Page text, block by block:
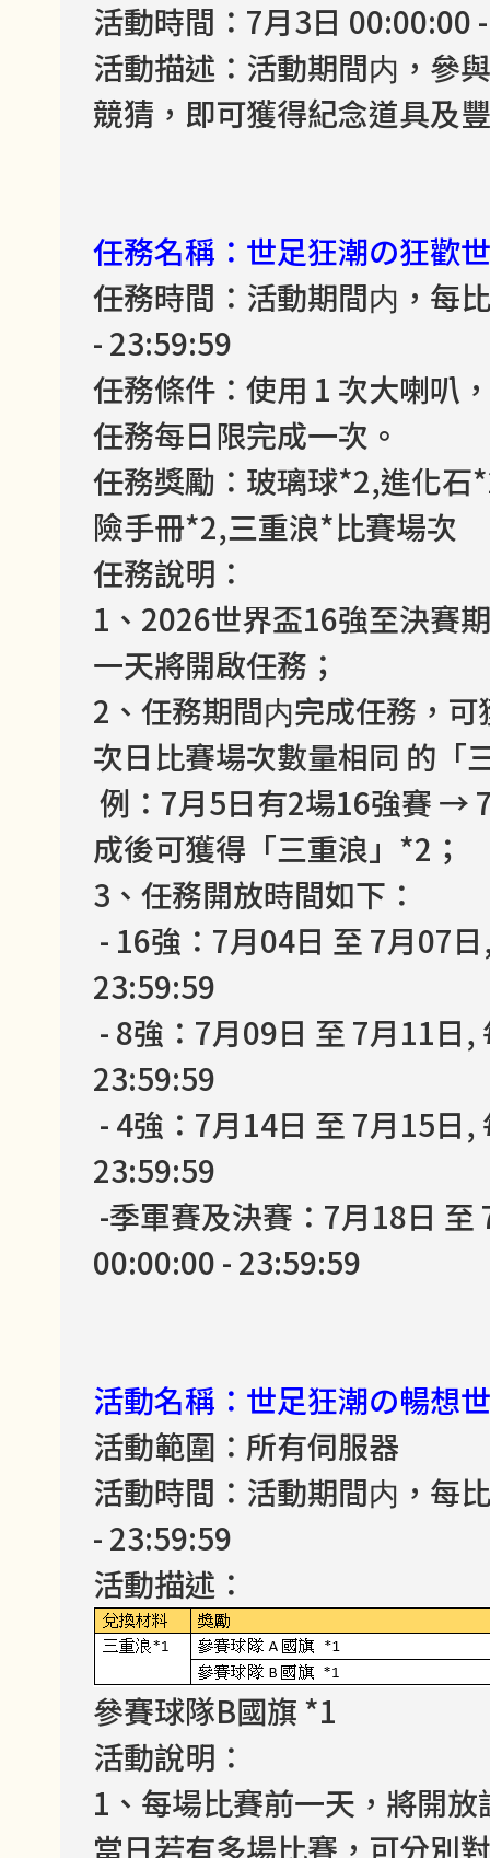
活動時間：7月3日 00:00:00
活動描述：活動期間内，參
競猜，即可獲得紀念道具及
任務名稱：世足狂潮の狂歡
任務時間：活動期間内，每
- 23:59:59
任務條件：使用 1 次大喇叭
任務每日限完成一次。
任務獎勵：玻璃球*2,進化
險手冊*2,三重浪*比賽場次
任務說明：
1、2026世界盃16強至決賽
一天將開啟任務；
2、任務期間内完成任務，
次日比賽場次數量相同 的「
例：7月5日有2場16強賽 →
成後可獲得「三重浪」*2；
3、任務開放時間如下：
- 16強：7月04日 至 7月07
23:59:59
- 8強：7月09日 至 7月11日,
23:59:59
- 4強：7月14日 至 7月15日,
23:59:59
-季軍賽及決賽：7月18日 至
00:00:00 - 23:59:59
活動名稱：世足狂潮の暢想
活動範圍：所有伺服器
活動時間：活動期間内，每
- 23:59:59
活動描述：
參賽球隊B國旗 *1
活動說明：
1、每場比賽前一天，將開
當日若有多場比賽，可分別